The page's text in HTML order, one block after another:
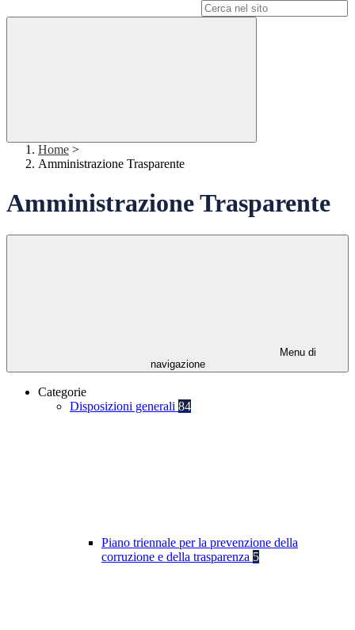
Home >
Amministrazione Trasparente
Amministrazione Trasparente
Menu di
navigazione
Categorie
Disposizioni generali 84
Piano triennale per la prevenzione della
corruzione e della trasparenza 5